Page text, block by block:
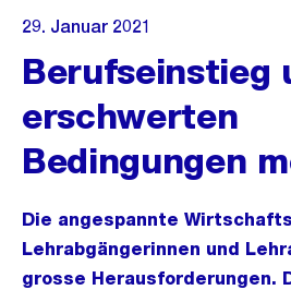
29. Januar 2021
Berufseinstieg
erschwerten
Bedingungen
Die angespannte
Lehrabgängerinnen und
grosse Herausforderungen.